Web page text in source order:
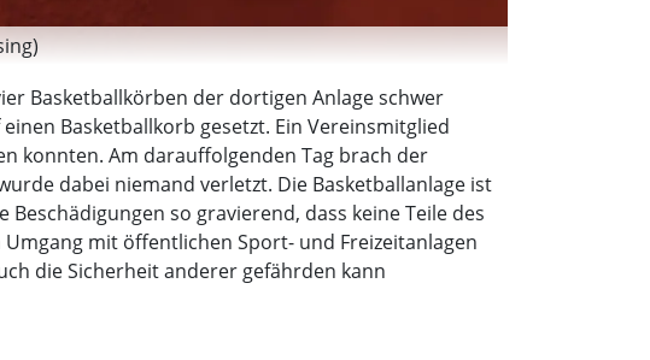
Basketballkörben der dortigen Anlage schwer
Basketballkorb gesetzt. Ein Vereinsmitglied
konnten. Am darauffolgenden Tag brach der
dabei niemand verletzt. Die Basketballanlage ist
so gravierend, dass keine Teile des
mit öffentlichen Sport- und Freizeitanlagen
die Sicherheit anderer gefährden kann